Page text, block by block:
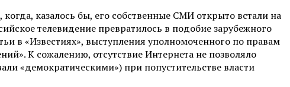
казалось бы, его собственные СМИ открыто встали на
телевидение превратилось в подобие зарубежного
в «Известиях», выступления уполномоченного по правам
К сожалению, отсутствие Интернета не позволяло
«демократическими») при попустительстве власти